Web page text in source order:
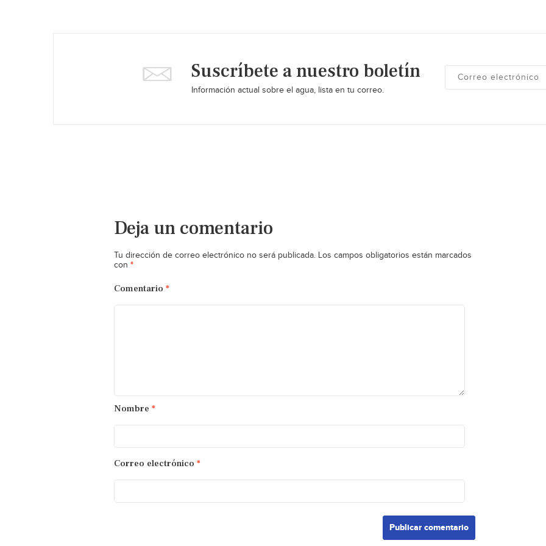
Suscríbete a nuestro boletín
Información actual sobre el agua, lista en tu correo.
Deja un comentario
Tu dirección de correo electrónico no será publicada. Los campos obligatorios están marcados
con *
Comentario *
Nombre *
Correo electrónico *